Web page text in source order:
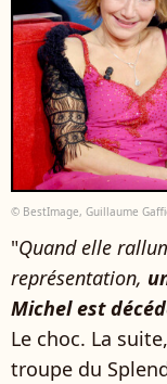
© BestImage, Guillaume
"Quand elle
représentation,
Michel est
Le choc. La
troupe du